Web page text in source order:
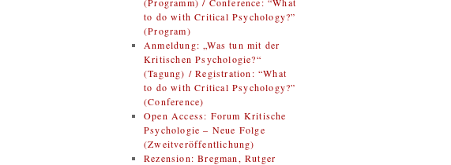
to do with Critical Psychology?”
(Program)
Anmeldung: „Was tun mit der
Kritischen Psychologie?“
(Tagung) / Registration: “What
to do with Critical Psychology?”
(Conference)
Open Access: Forum Kritische
Psychologie – Neue Folge
(Zweitveröffentlichung)
Rezension: Bregman, Rutger